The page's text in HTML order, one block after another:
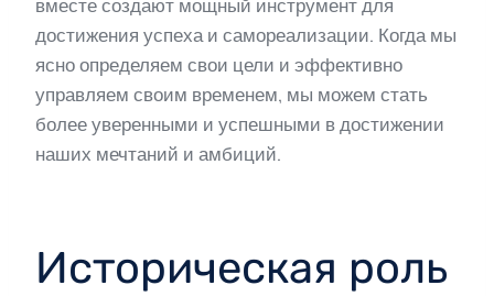
вместе создают мощный инструмент для
достижения успеха и самореализации. Когда мы
ясно определяем свои цели и эффективно
управляем своим временем, мы можем стать
более уверенными и успешными в достижении
наших мечтаний и амбиций.
Историческая роль